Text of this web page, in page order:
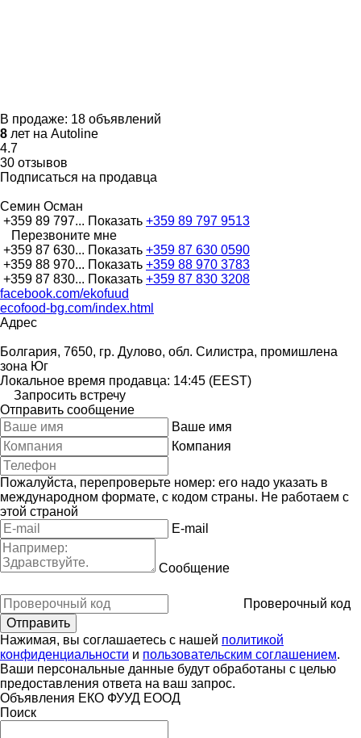
В продаже: 18 объявлений
8 лет на Autoline
4.7
30 отзывов
Подписаться на продавца
Семин Осман
+359 89 797... Показать +359 89 797 9513
Перезвоните мне
+359 87 630... Показать +359 87 630 0590
+359 88 970... Показать +359 88 970 3783
+359 87 830... Показать +359 87 830 3208
facebook.com/ekofuud
ecofood-bg.com/index.html
Адрес
Болгария, 7650, гр. Дулово, обл. Силистра, промишлена
зона Юг
Локальное время продавца: 14:45 (EEST)
Запросить встречу
Отправить сообщение
Ваше имя
Компания
Пожалуйста, перепроверьте номер: его надо указать в
международном формате, с кодом страны. Не работаем с
этой страной
E-mail
Сообщение
Проверочный код
Нажимая, вы соглашаетесь с нашей политикой
конфиденциальности и пользовательским соглашением.
Ваши персональные данные будут обработаны с целью
предоставления ответа на ваш запрос.
Объявления ЕКО ФУУД ЕООД
Поиск